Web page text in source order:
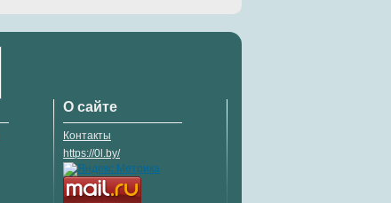
О сайте
Контакты
https://0l.by/